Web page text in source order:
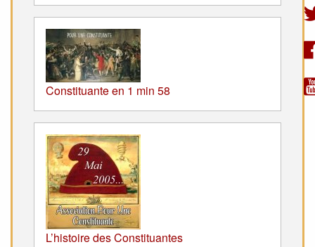
Constituante en 1 min 58
L’histoire des Constituantes